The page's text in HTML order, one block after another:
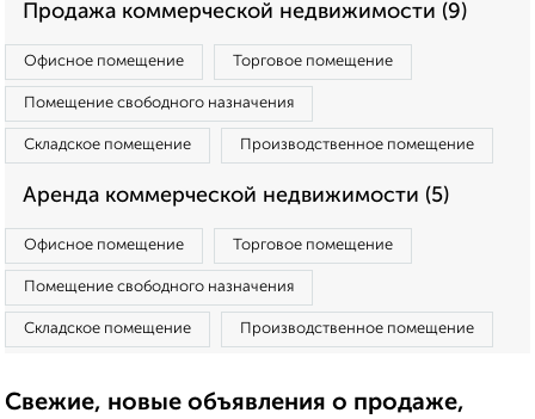
Продажа коммерческой недвижимости (9)
Офисное помещение Торговое помещение
Помещение свободного назначения
Складское помещение Производственное помещение
Аренда коммерческой недвижимости (5)
Офисное помещение Торговое помещение
Помещение свободного назначения
Складское помещение Производственное помещение
Свежие, новые объявления о продаже,